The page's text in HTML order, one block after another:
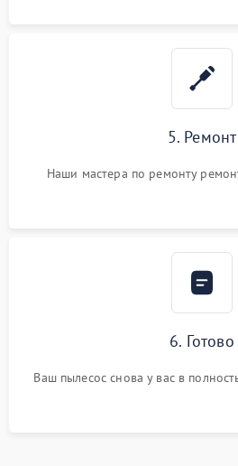
5. Ремонт
Наши мастера по ремонту
6. Готово
Ваш пылесос снова у вас в